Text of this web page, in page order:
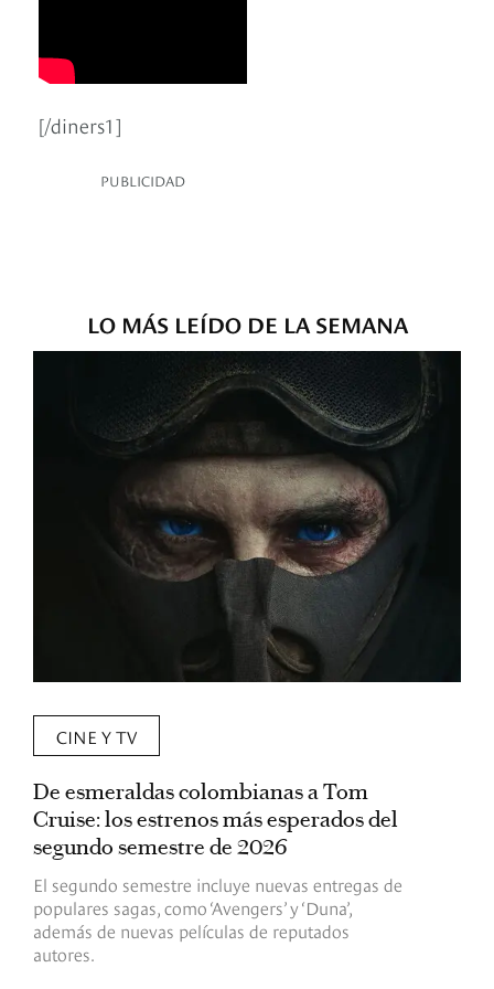
[/diners1]
PUBLICIDAD
LO MÁS LEÍDO DE LA SEMANA
CINE Y TV
De esmeraldas colombianas a Tom
Cruise: los estrenos más esperados del
segundo semestre de 2026
El segundo semestre incluye nuevas entregas de
populares sagas, como ‘Avengers’ y ‘Duna’,
además de nuevas películas de reputados
autores.